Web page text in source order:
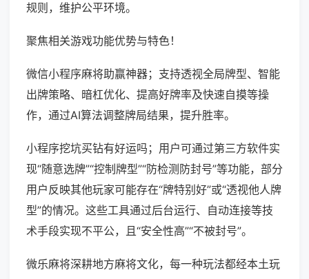
规则，维护公平环境。
聚焦相关游戏功能优势与特色！
微信小程序麻将助赢神器；支持透视全局牌型、智能
出牌策略、暗杠优化、提高好牌率及快速自摸等操
作，通过AI算法调整牌局结果，提升胜率。
小程序挖坑买钻有好运吗；用户可通过第三方软件实
现“随意选牌”“控制牌型”“防检测防封号”等功能，部分
用户反映其他玩家可能存在“牌特别好”或“透视他人牌
型”的情况。这些工具通过后台运行、自动连接等技
术手段实现不平公，且“安全性高”“不被封号”。
微乐麻将深耕地方麻将文化，每一种玩法都经本土玩